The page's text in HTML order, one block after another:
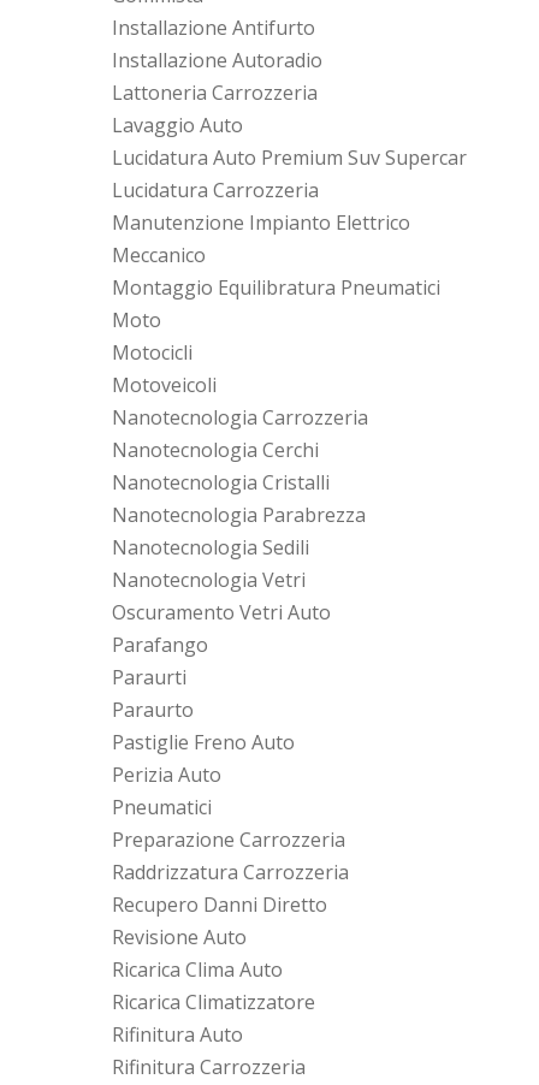
Installazione Antifurto
Installazione Autoradio
Lattoneria Carrozzeria
Lavaggio Auto
Lucidatura Auto Premium Suv Supercar
Lucidatura Carrozzeria
Manutenzione Impianto Elettrico
Meccanico
Montaggio Equilibratura Pneumatici
Moto
Motocicli
Motoveicoli
Nanotecnologia Carrozzeria
Nanotecnologia Cerchi
Nanotecnologia Cristalli
Nanotecnologia Parabrezza
Nanotecnologia Sedili
Nanotecnologia Vetri
Oscuramento Vetri Auto
Parafango
Paraurti
Paraurto
Pastiglie Freno Auto
Perizia Auto
Pneumatici
Preparazione Carrozzeria
Raddrizzatura Carrozzeria
Recupero Danni Diretto
Revisione Auto
Ricarica Clima Auto
Ricarica Climatizzatore
Rifinitura Auto
Rifinitura Carrozzeria